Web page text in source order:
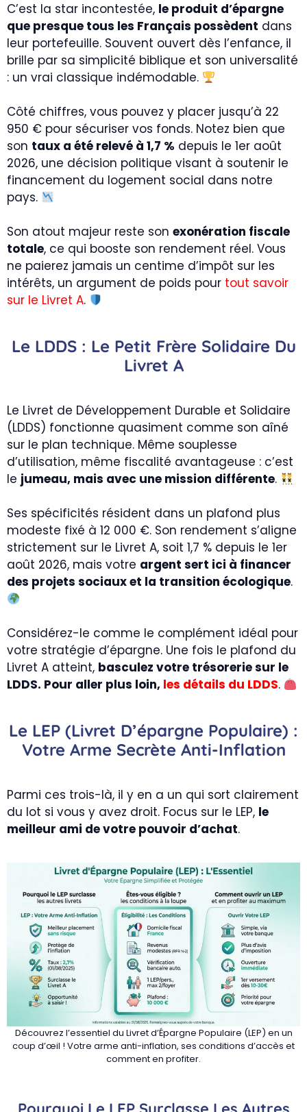
C’est la star incontestée, le produit d’épargne
que presque tous les Français possèdent dans
leur portefeuille. Souvent ouvert dès l’enfance, il
brille par sa simplicité biblique et son universalité
: un vrai classique indémodable.
Côté chiffres, vous pouvez y placer jusqu’à 22
950 € pour sécuriser vos fonds. Notez bien que
son taux a été relevé à 1,7 % depuis le 1er août
2026, une décision politique visant à soutenir le
financement du logement social dans notre
pays.
Son atout majeur reste son exonération fiscale
totale, ce qui booste son rendement réel. Vous
ne paierez jamais un centime d’impôt sur les
intérêts, un argument de poids pour tout savoir
sur le Livret A.
Le LDDS : Le Petit Frère Solidaire Du
Livret A
Le Livret de Développement Durable et Solidaire
(LDDS) fonctionne quasiment comme son aîné
sur le plan technique. Même souplesse
d’utilisation, même fiscalité avantageuse : c’est
le jumeau, mais avec une mission différente.
Ses spécificités résident dans un plafond plus
modeste fixé à 12 000 €. Son rendement s’aligne
strictement sur le Livret A, soit 1,7 % depuis le 1er
août 2026, mais votre argent sert ici à financer
des projets sociaux et la transition écologique.
Considérez-le comme le complément idéal pour
votre stratégie d’épargne. Une fois le plafond du
Livret A atteint, basculez votre trésorerie sur le
LDDS. Pour aller plus loin, les détails du LDDS.
Le LEP (Livret D’épargne Populaire) :
Votre Arme Secrète Anti-Inflation
Parmi ces trois-là, il y en a un qui sort clairement
du lot si vous y avez droit. Focus sur le LEP, le
meilleur ami de votre pouvoir d’achat.
Découvrez l’essentiel du Livret d’Épargne Populaire (LEP) en un
coup d’œil ! Votre arme anti-inflation, ses conditions d’accès et
comment en profiter.